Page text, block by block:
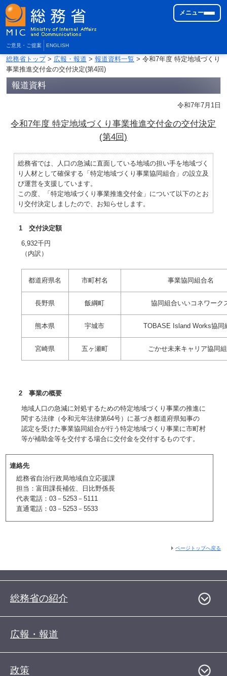
ご意見・ご提案 ENGLISH
メニュー
総務省トップ> 広報・報道 > 報道資料一覧> 令和7年度 特定地域づくり
事業推進交付金の交付決定(第4回)
報道資料
令和7年7月1日
令和7年度 特定地域づくり事業推進交付金の交付決定
(第4回)
総務省では、人口の急減に直面している地域の担い手を地域づく
り人材として確保する「特定地域づくり事業協同組合」の設立及
び運営を支援しています。
この度、「特定地域づくり事業推進交付金」について以下のとお
り交付決定しましたので、お知らせします。
1 交付決定額
6,932千円
（内訳）
都道府県名 市町村名 事業協同組合名
長野県 飯綱町 協同組合いいコネワーク
熊本県 宇城市 TOBASE Island Works協同
宮崎県 五ヶ瀬町 ごかせ未来キャリア協同
2 事業の概要
地域人口の急減に対処するための特定地域づくり事業の推進に
関する法律（令和元年法律第64号）に基づき都道府県知事の
認定を受けた事業協同組合が行う特定地域づくり事業に市町村
等が補助金等を交付する場合に交付金を交付するものです。
連絡先
総務省自治行政局地域自立応援課
担当：富田課長補佐、日比野係長
代表電話：03－5253－5111
直通電話：03－5253－5533
ページトップへ戻る
総務省の紹介
広報・報道
政策